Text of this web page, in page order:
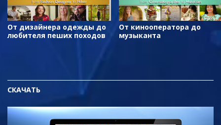
От дизайнера одежды до
любителя пеших походов
От кинооператора до
музыканта
СКАЧАТЬ